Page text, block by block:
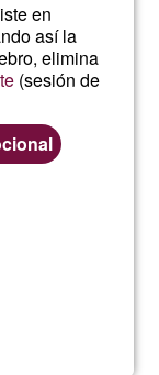
en
así la
elimina
(sesión de